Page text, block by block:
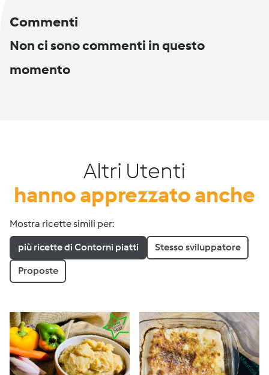
Commenti
Non ci sono commenti in questo
momento
Altri Utenti
hanno apprezzato anche
Mostra ricette simili per:
più ricette di Contorni piatti Stesso sviluppatore
Proposte